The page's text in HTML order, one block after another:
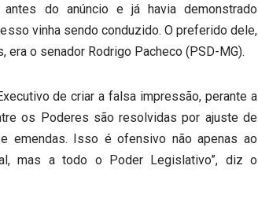
do anúncio e já havia demonstrado
vinha sendo conduzido. O preferido dele,
era o senador Rodrigo Pacheco (PSD-MG).
de criar a falsa impressão, perante a
os Poderes são resolvidas por ajuste de
emendas. Isso é ofensivo não apenas ao
mas a todo o Poder Legislativo”, diz o